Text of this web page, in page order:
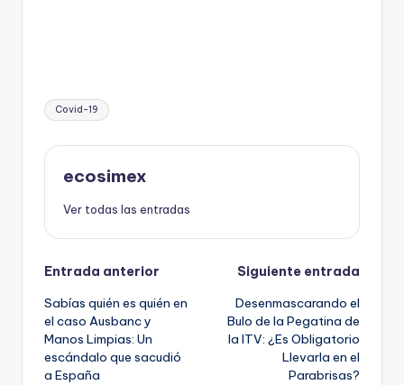
Etiquetas:
Covid-19
ecosimex
Ver todas las entradas
Navegación
de
entradas
Entrada anterior
Sabías quién es quién en
el caso Ausbanc y
Manos Limpias: Un
escándalo que sacudió
a España
Siguiente entrada
Desenmascarando el
Bulo de la Pegatina de
la ITV: ¿Es Obligatorio
Llevarla en el
Parabrisas?